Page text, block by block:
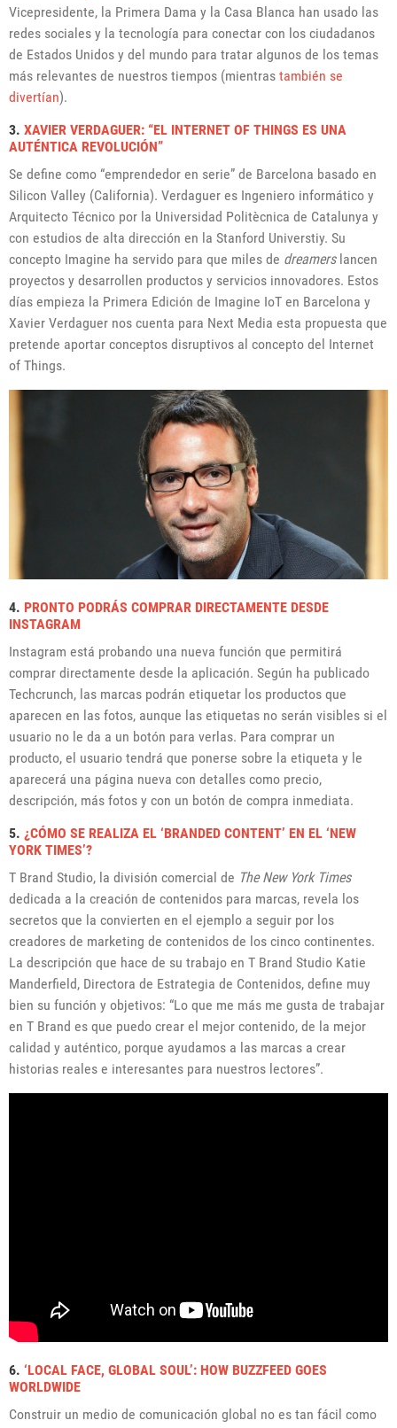
Vicepresidente, la Primera Dama y la Casa Blanca han usado las
redes sociales y la tecnología para conectar con los ciudadanos
de Estados Unidos y del mundo para tratar algunos de los temas
más relevantes de nuestros tiempos (mientras también se
divertían).
3. XAVIER VERDAGUER: “EL INTERNET OF THINGS ES UNA
AUTÉNTICA REVOLUCIÓN”
Se define como “emprendedor en serie” de Barcelona basado en
Silicon Valley (California). Verdaguer es Ingeniero informático y
Arquitecto Técnico por la Universidad Politècnica de Catalunya y
con estudios de alta dirección en la Stanford Universtiy. Su
concepto Imagine ha servido para que miles de dreamers lancen
proyectos y desarrollen productos y servicios innovadores. Estos
días empieza la Primera Edición de Imagine IoT en Barcelona y
Xavier Verdaguer nos cuenta para Next Media esta propuesta que
pretende aportar conceptos disruptivos al concepto del Internet
of Things.
4. PRONTO PODRÁS COMPRAR DIRECTAMENTE DESDE
INSTAGRAM
Instagram está probando una nueva función que permitirá
comprar directamente desde la aplicación. Según ha publicado
Techcrunch, las marcas podrán etiquetar los productos que
aparecen en las fotos, aunque las etiquetas no serán visibles si el
usuario no le da a un botón para verlas. Para comprar un
producto, el usuario tendrá que ponerse sobre la etiqueta y le
aparecerá una página nueva con detalles como precio,
descripción, más fotos y con un botón de compra inmediata.
5. ¿CÓMO SE REALIZA EL ‘BRANDED CONTENT’ EN EL ‘NEW
YORK TIMES’?
T Brand Studio, la división comercial de The New York Times
dedicada a la creación de contenidos para marcas, revela los
secretos que la convierten en el ejemplo a seguir por los
creadores de marketing de contenidos de los cinco continentes.
La descripción que hace de su trabajo en T Brand Studio Katie
Manderfield, Directora de Estrategia de Contenidos, define muy
bien su función y objetivos: “Lo que me más me gusta de trabajar
en T Brand es que puedo crear el mejor contenido, de la mejor
calidad y auténtico, porque ayudamos a las marcas a crear
historias reales e interesantes para nuestros lectores”.
6. ‘LOCAL FACE, GLOBAL SOUL’: HOW BUZZFEED GOES
WORLDWIDE
Construir un medio de comunicación global no es tan fácil como